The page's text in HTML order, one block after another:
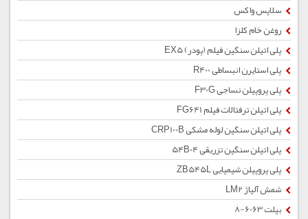
سلاپس واکس
روغن خام کلزا
پلی اتیلن سنگین فیلم (پودر) EX5
پلی استایرن انبساطی R400
پلی پروپیلن نساجی F30G
پلی اتیلن ترفتالات فیلم FG641
پلی اتیلن سنگین لوله مشکی CRP100B
پلی اتیلن سنگین تزریقی 54B04
پلی پروپیلن شیمیایی ZB545L
شمش آلیاژ LM2
بیلت 6063-8